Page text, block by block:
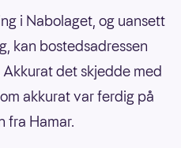
i Nabolaget, og uansett
kan bostedsadressen
det skjedde med
akkurat var ferdig på
fra Hamar.